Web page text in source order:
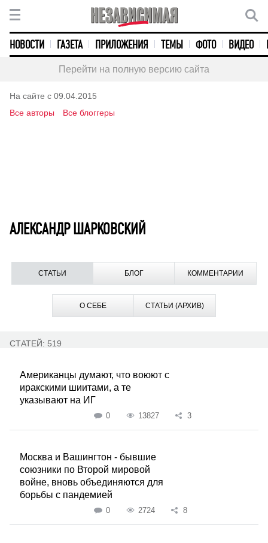
НОВОСТИ ГАЗЕТА ПРИЛОЖЕНИЯ ТЕМЫ ФОТО ВИДЕО
Перейти на полную версию сайта
На сайте с 09.04.2015
Все авторы
Все блоггеры
АЛЕКСАНДР ШАРКОВСКИЙ
СТАТЬИ БЛОГ КОММЕНТАРИИ
О СЕБЕ СТАТЬИ (АРХИВ)
СТАТЕЙ: 519
Американцы думают, что воюют с
иракскими шиитами, а те
указывают на ИГ
0 13827 3
Москва и Вашингтон - бывшие
союзники по Второй мировой
войне, вновь объединяются для
борьбы с пандемией
0 2724 8